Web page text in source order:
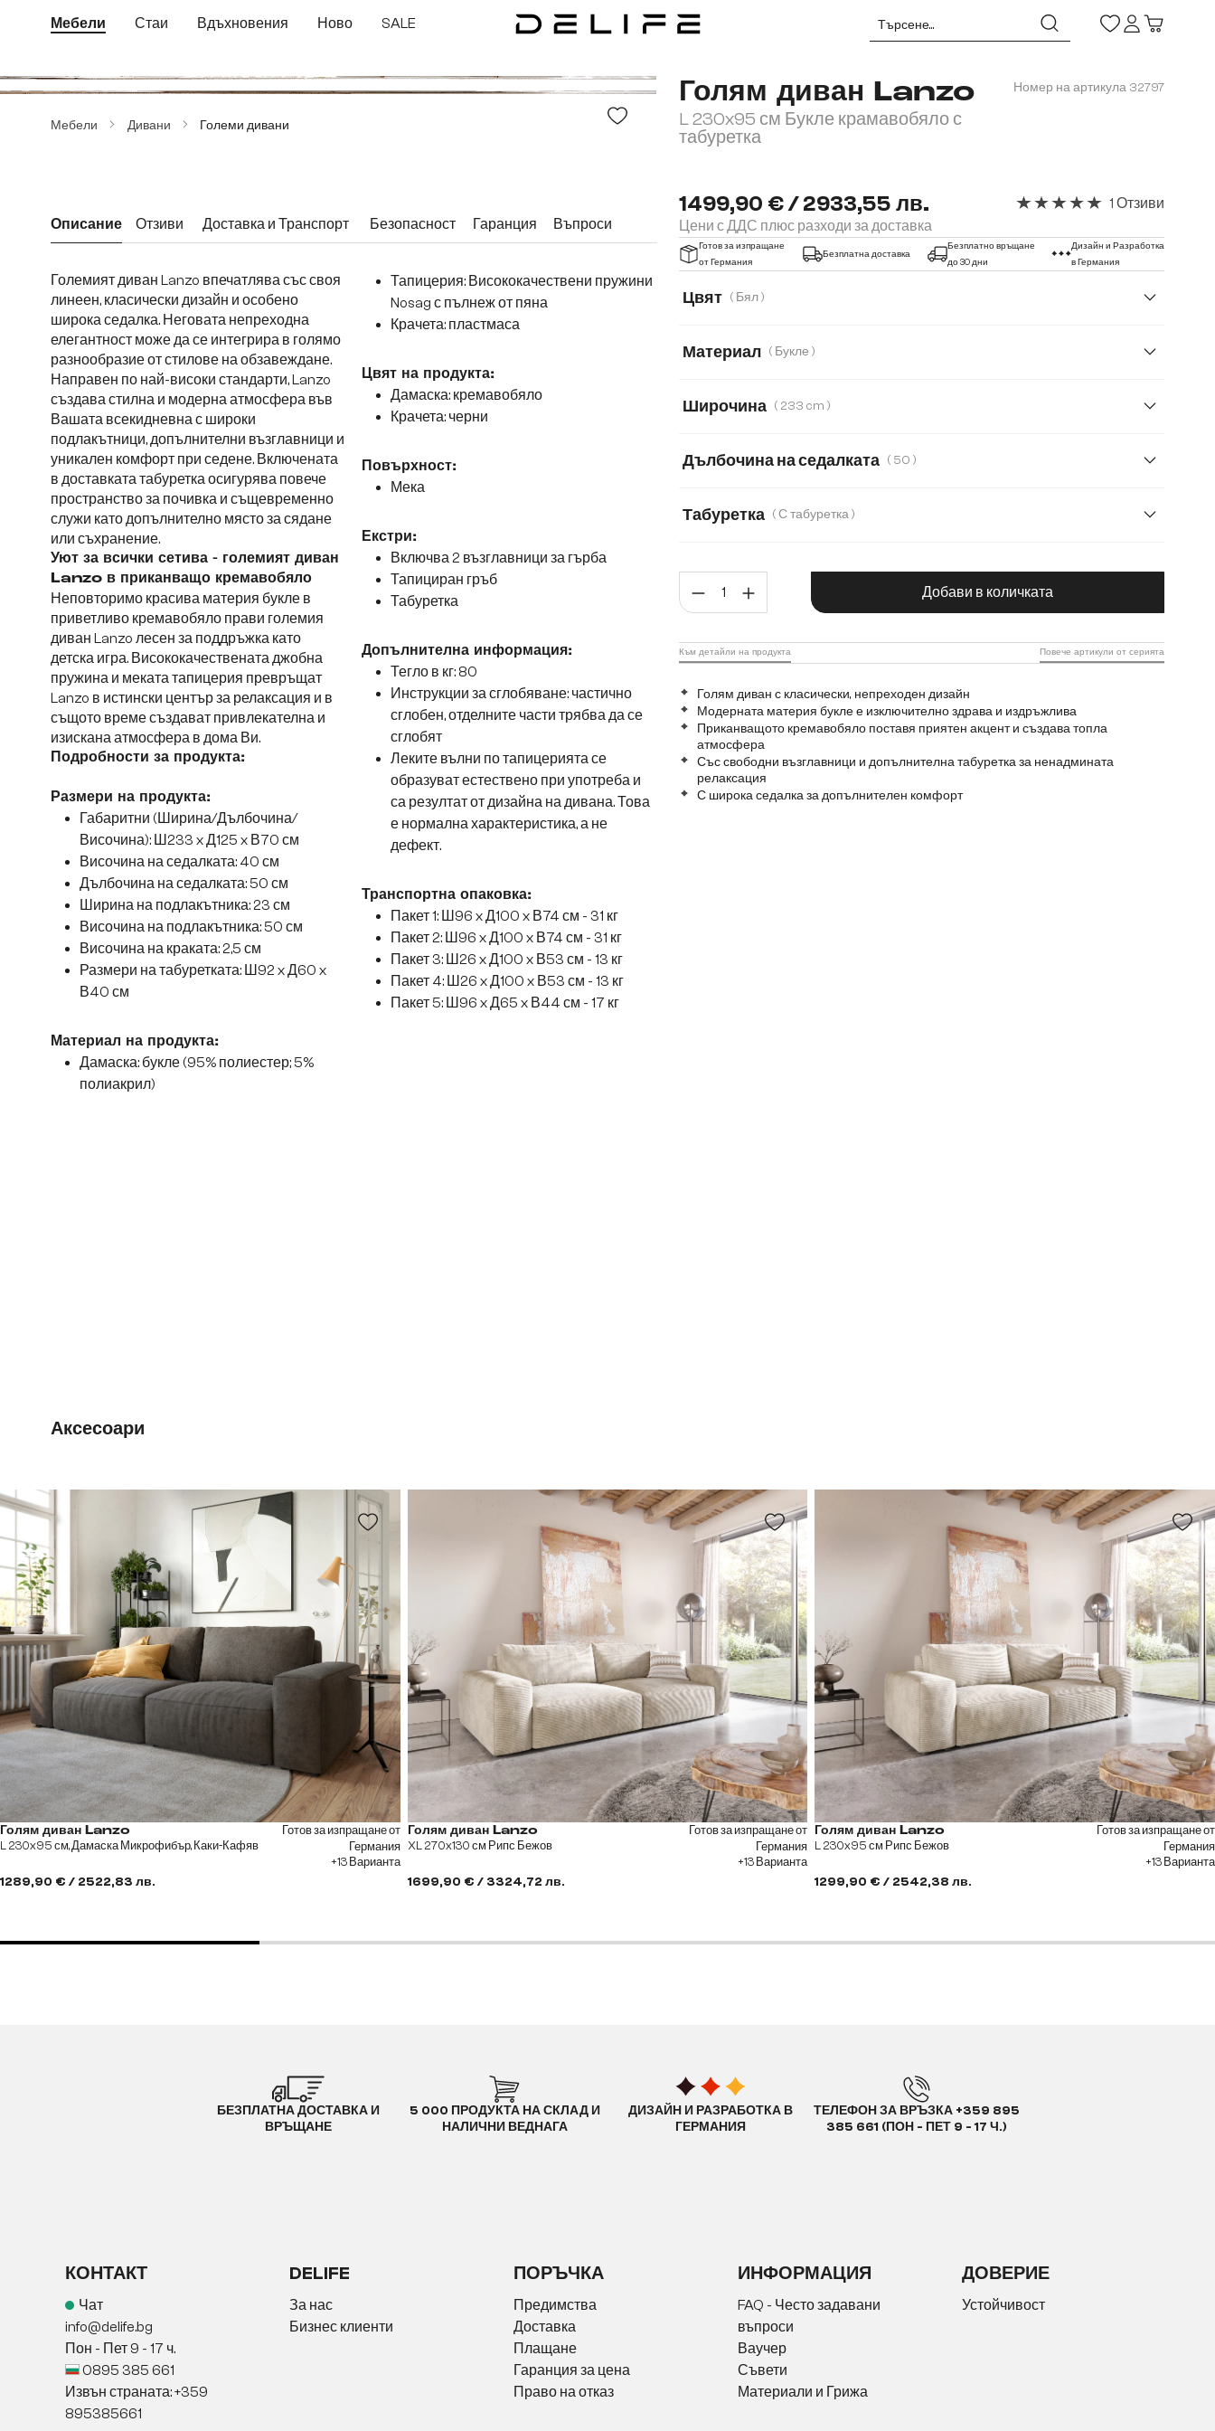
към основното съдържание
Преминете към търсенето
Преминете към основната навигация
Мебели Стаи Вдъхновения Ново SALE
Мебели Дивани Големи дивани
Голям диван Lanzo
L 230x95 см Букле крамавобяло с
табуретка
Номер на артикула 32797
1499,90 € / 2933,55 лв.
Цени с ДДС плюс разходи за доставка
1 Отзиви
Готов за изпращане
от Германия
Безплатна доставка
Безплатно връщане
до 30 дни
Дизайн и Разработка
в Германия
Цвят ( Бял )
Материал ( Букле )
Широчина ( 233 cm )
Дълбочина на седалката ( 50 )
Табуретка ( С табуретка )
Количество на продукта: Въведете
Добави в количката
Голям диван с класически, непреходен дизайн
Модерната материя букле е изключително здрава и издръжлива
Приканващото кремавобяло поставя приятен акцент и създава топла
атмосфера
Със свободни възглавници и допълнителна табуретка за ненадмината
релаксация
С широка седалка за допълнителен комфорт
Към детайли на продукта Повече артикули от серията
Описание Отзиви Доставка и Транспорт Безопасност Гаранция Въпроси
Големият диван Lanzo впечатлява със своя
линеен, класически дизайн и особено
широка седалка. Неговата непреходна
елегантност може да се интегрира в голямо
разнообразие от стилове на обзавеждане.
Направен по най-високи стандарти, Lanzo
създава стилна и модерна атмосфера във
Вашата всекидневна с широки
подлакътници, допълнителни възглавници и
уникален комфорт при седене. Включената
в доставката табуретка осигурява повече
пространство за почивка и същевременно
служи като допълнително място за сядане
или съхранение.
Уют за всички сетива - големият диван
Lanzo в приканващо кремавобяло
Неповторимо красива материя букле в
приветливо кремавобяло прави големия
диван Lanzo лесен за поддръжка като
детска игра. Висококачествената джобна
пружина и меката тапицерия превръщат
Lanzo в истински център за релаксация и в
същото време създават привлекателна и
изискана атмосфера в дома Ви.
Подробности за продукта:
Размери на продукта:
Габаритни (Ширина/Дълбочина/
Височина): Ш233 x Д125 x В70 см
Височина на седалката: 40 см
Дълбочина на седалката: 50 см
Ширина на подлакътника: 23 см
Височина на подлакътника: 50 см
Височина на краката: 2,5 см
Размери на табуретката: Ш92 x Д60 x
В40 см
Материал на продукта:
Дамаска: букле (95% полиестер; 5%
полиакрил)
Тапицерия: Висококачествени пружини
Nosag с пълнеж от пяна
Крачета: пластмаса
Цвят на продукта:
Дамаска: кремавобяло
Крачета: черни
Повърхност:
Мека
Екстри:
Включва 2 възглавници за гърба
Тапициран гръб
Табуретка
Допълнителна информация:
Тегло в кг: 80
Инструкции за сглобяване: частично
сглобен, отделните части трябва да се
сглобят
Леките вълни по тапицерията се
образуват естествено при употреба и
са резултат от дизайна на дивана. Това
е нормална характеристика, а не
дефект.
Транспортна опаковка:
Пакет 1: Ш96 x Д100 x В74 см - 31 кг
Пакет 2: Ш96 x Д100 x В74 см - 31 кг
Пакет 3: Ш26 x Д100 x В53 см - 13 кг
Пакет 4: Ш26 x Д100 x В53 см - 13 кг
Пакет 5: Ш96 x Д65 x В44 см - 17 кг
Аксесоари
Голям диван Lanzo
L 230x95 см, Дамаска Микрофибър, Каки-Кафяв
1289,90 € / 2522,83 лв.
Готов за изпращане от
Германия
+13 Варианта
Голям диван Lanzo
XL 270x130 см Рипс Бежов
1699,90 € / 3324,72 лв.
Готов за изпращане от
Германия
+13 Варианта
Голям диван Lanzo
L 230x95 см Рипс Бежов
1299,90 € / 2542,38 лв.
Готов за изпращане от
Германия
+13 Варианта
БЕЗПЛАТНА ДОСТАВКА И
ВРЪЩАНЕ
5 000 ПРОДУКТА НА СКЛАД И
НАЛИЧНИ ВЕДНАГА
ДИЗАЙН И РАЗРАБОТКА В
ГЕРМАНИЯ
ТЕЛЕФОН ЗА ВРЪЗКА +359 895
385 661 (ПОН - ПЕТ 9 - 17 Ч.)
КОНТАКТ
Чат
info@delife.bg
Пон - Пет 9 - 17 ч.
0895 385 661
Извън страната: +359
895385661
DELIFE
За нас
Бизнес клиенти
ПОРЪЧКА
Предимства
Доставка
Плащане
Гаранция за цена
Право на отказ
ИНФОРМАЦИЯ
FAQ - Често задавани
въпроси
Ваучер
Съвети
Материали и Грижа
ДОВЕРИЕ
Устойчивост